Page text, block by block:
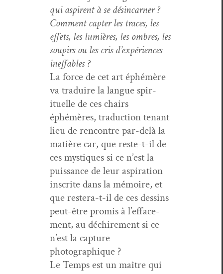
qui aspirent à se dés­in­car­n­er ?
Com­ment capter les traces, les
effets, les lumières, les ombres, les
soupirs ou les cris d’ex­péri­ences
ineffables ?
La force de cet art éphémère
va traduire la langue spir­
ituelle de ces chairs
éphémères, tra­duc­tion ten­ant
lieu de ren­con­tre par-delà la
matière car, que reste-t-il de
ces mys­tiques si ce n’est la
puis­sance de leur aspi­ra­tion
inscrite dans la mémoire, et
que restera-t-il de ces dessins
peut-être promis à l’ef­face­
ment, au déchire­ment si ce
n’est la cap­ture
photographique ?
Le Temps est un maître qui